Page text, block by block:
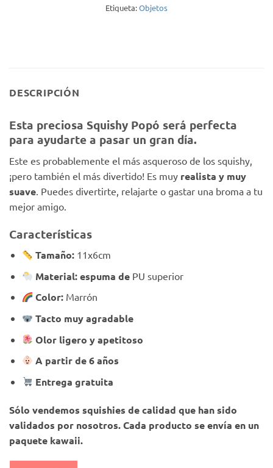
Etiqueta:Objetos
DESCRIPCIÓN
Esta preciosa Squishy Popó será perfecta
para ayudarte a pasar un gran día.
Este es probablemente el más asqueroso de los squishy,
¡pero también el más divertido! Es muy realista y muy
suave . Puedes divertirte, relajarte o gastar una broma a tu
mejor amigo.
Características
Tamaño: 11x6cm
Material: espuma de PU superior
Color: Marrón
Tacto muy agradable
Olor ligero y apetitoso
A partir de 6 años
Entrega gratuita
Sólo vendemos squishies de calidad que han sido
validados por nosotros. Cada producto se envía en un
paquete kawaii.